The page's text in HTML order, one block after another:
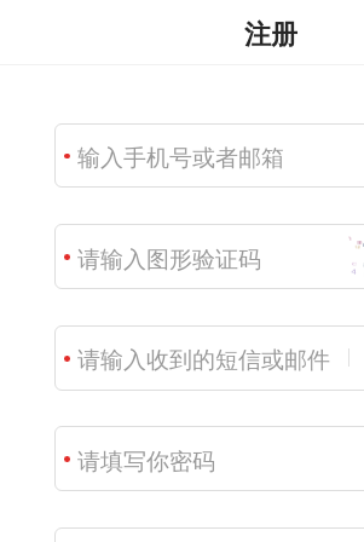
注册